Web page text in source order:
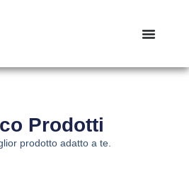
Prodotti
prodotto adatto a te.